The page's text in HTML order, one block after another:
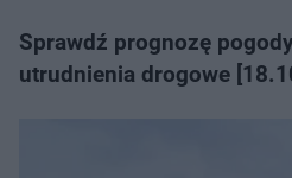
Sprawdź prognozę
utrudnienia drogowe